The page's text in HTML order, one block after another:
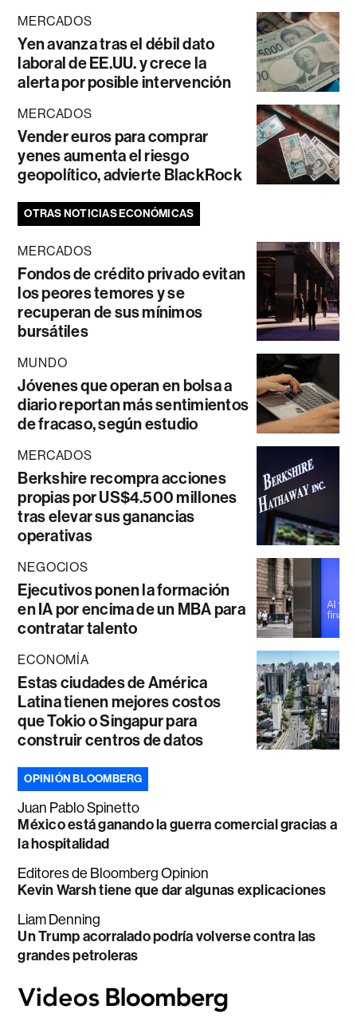
MERCADOS
Yen avanza tras el débil dato
laboral de EE.UU. y crece la
alerta por posible intervención
MERCADOS
Vender euros para comprar
yenes aumenta el riesgo
geopolítico, advierte BlackRock
OTRAS NOTICIAS ECONÓMICAS
MERCADOS
Fondos de crédito privado evitan
los peores temores y se
recuperan de sus mínimos
bursátiles
MUNDO
Jóvenes que operan en bolsa a
diario reportan más sentimientos
de fracaso, según estudio
MERCADOS
Berkshire recompra acciones
propias por US$4.500 millones
tras elevar sus ganancias
operativas
NEGOCIOS
Ejecutivos ponen la formación
en IA por encima de un MBA para
contratar talento
ECONOMÍA
Estas ciudades de América
Latina tienen mejores costos
que Tokio o Singapur para
construir centros de datos
OPINIÓN BLOOMBERG
Juan Pablo Spinetto
México está ganando la guerra comercial gracias a
la hospitalidad
Editores de Bloomberg Opinion
Kevin Warsh tiene que dar algunas explicaciones
Liam Denning
Un Trump acorralado podría volverse contra las
grandes petroleras